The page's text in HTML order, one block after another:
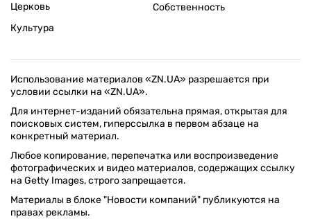
Церковь
Культура
Собственность
Использование материалов «ZN.UA» разрешается при
условии ссылки на «ZN.UA».
Для интернет-изданий обязательна прямая, открытая для
поисковых систем, гиперссылка в первом абзаце на
конкретный материал.
Любое копирование, перепечатка или воспроизведение
фотографических и видео материалов, содержащих ссылку
на Getty Images, строго запрещается.
Материалы в блоке "Новости компаний" публикуются на
правах рекламы.